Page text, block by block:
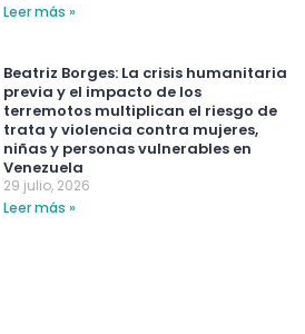
Leer más »
Beatriz Borges: La crisis humanitaria
previa y el impacto de los
terremotos multiplican el riesgo de
trata y violencia contra mujeres,
niñas y personas vulnerables en
Venezuela
29 julio, 2026
Leer más »